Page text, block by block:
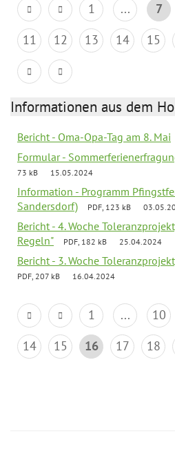
1 ... 7
11
12 13 14 15
Informationen aus dem
Bericht - Oma-Opa-Tag am 8. Mai
Formular -
73 kB
15.05.2024
Information - Programm
Sandersdorf)
PDF, 123 kB
Bericht - 4. Woche
Regeln"
PDF, 182 kB 25.04.2024
Bericht - 3. Woche
PDF, 207 kB 16.04.2024
1 ... 10
14
15 16 17 18